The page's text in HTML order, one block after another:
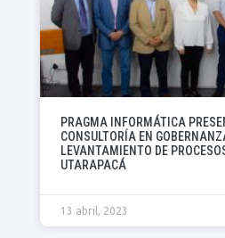
PRAGMA INFORMÁTICA
CONSULTORÍA EN
LEVANTAMIENTO DE
UTARAPACÁ
13 abril, 2023